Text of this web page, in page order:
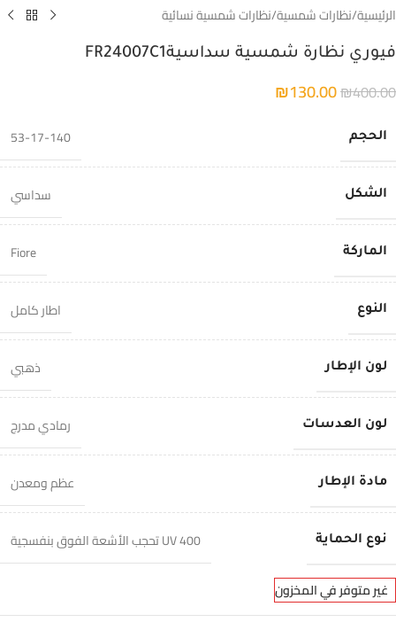
الرئيسية/نظارات شمسية/نظارات شمسية نسائية
فيوري نظارة شمسية سداسيةFR24007C1
₪400.00
₪130.00
الحجم 53-17-140
الشكل سداسي
الماركة Fiore
النوع اطار كامل
لون الإطار ذهبي
لون العدسات رمادي مدرج
مادة الإطار عظم ومعدن
نوع الحماية 400 UV تحجب الأشعة الفوق بنفسجية
غير متوفر في المخزون